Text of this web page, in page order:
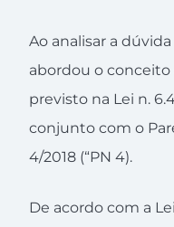
Ao analisar a
abordou o conceito
previsto na Lei n.
conjunto com o
4/2018 (“PN 4).
De acordo com a